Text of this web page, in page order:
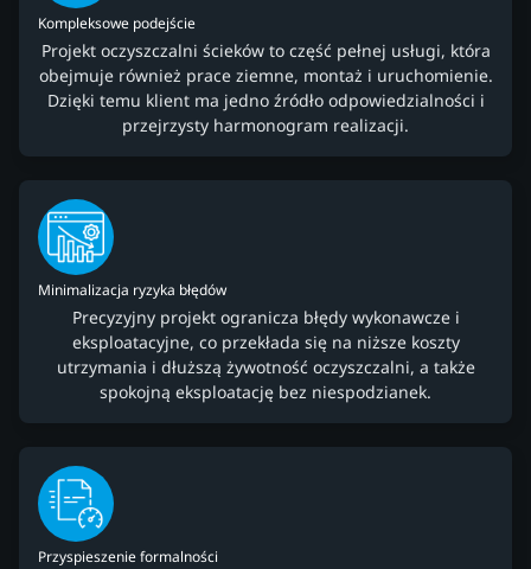
Kompleksowe podejście
Projekt oczyszczalni ścieków to część pełnej usługi, która
obejmuje również prace ziemne, montaż i uruchomienie.
Dzięki temu klient ma jedno źródło odpowiedzialności i
przejrzysty harmonogram realizacji.
Minimalizacja ryzyka błędów
Precyzyjny projekt ogranicza błędy wykonawcze i
eksploatacyjne, co przekłada się na niższe koszty
utrzymania i dłuższą żywotność oczyszczalni, a także
spokojną eksploatację bez niespodzianek.
Przyspieszenie formalności